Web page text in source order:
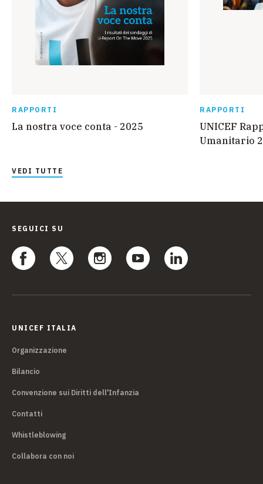
RAPPORTI
La nostra voce conta - 2025
RAPPORTI
UNICEF
Umanitario
VEDI TUTTE
SEGUICI SU
UNICEF ITALIA
Organizzazione
Bilancio
Convenzione sui Diritti dell'Infanzia
Contatti
Whistleblowing
Collabora con noi